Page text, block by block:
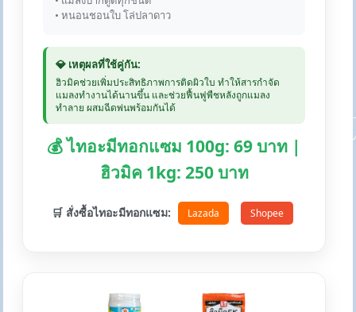
• หนอนชอนใบ โล่ปลาดาว
💎 เหตุผลที่ใช้คู่กัน:
ฮิวมิคช่วยเพิ่มประสิทธิภาพการติดผิวใบ ทำให้สารกำจัด
แมลงทำงานได้นานขึ้น และช่วยฟื้นฟูพืชหลังถูกแมลง
ทำลาย ผสมฉีดพ่นพร้อมกันได้
💰 ไทอะมีทอกแซม 100g: 69 บาท |
ฮิวมิค 1kg: 250 บาท
🛒 สั่งซื้อไทอะมีทอกแซม: Lazada Shopee